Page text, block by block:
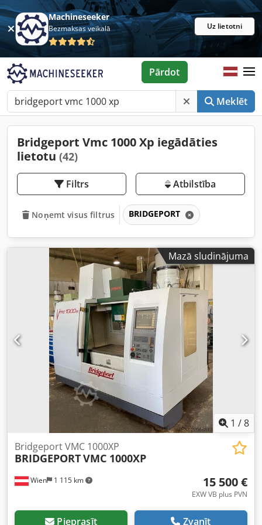
Machineseeker
Bezmaksas veikalā Uz lietotni
Meklēt
Pārdot
Bridgeport Vmc 1000 Xp iegādāties
lietotu (42)
Filtrs Atbilstība
Noņemt visus filtrus BRIDGEPORT
Mazā sludinājuma
1 /8
Wien 1 115 km
Bridgeport VMC 1000XP
BRIDGEPORTVMC 1000XP
15 500 €
EXW VB plus PVN
Pieprasīt Zvanīt